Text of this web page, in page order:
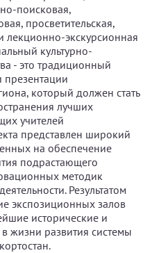
поисковая,
просветительская,
лекционно-экскурсионная
культурно-
- это традиционный
презентации
который должен стать
лучших
учителей
представлен широкий
на обеспечение
подрастающего
методик
Результатом
экспозиционных залов
исторические и
жизни развития системы